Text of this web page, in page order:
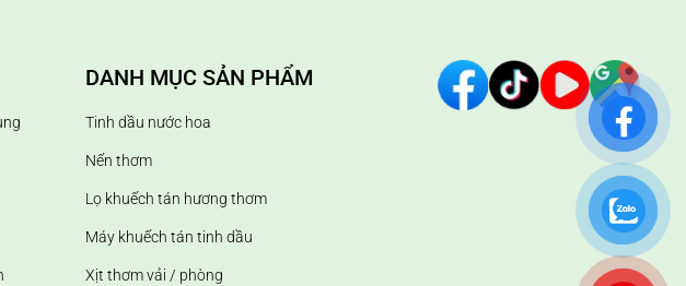
DANH MỤC SẢN PHẨM
Tinh dầu nước hoa
Nến thơm
Lọ khuếch tán hương thơm
Máy khuếch tán tinh dầu
Xịt thơm vải / phòng